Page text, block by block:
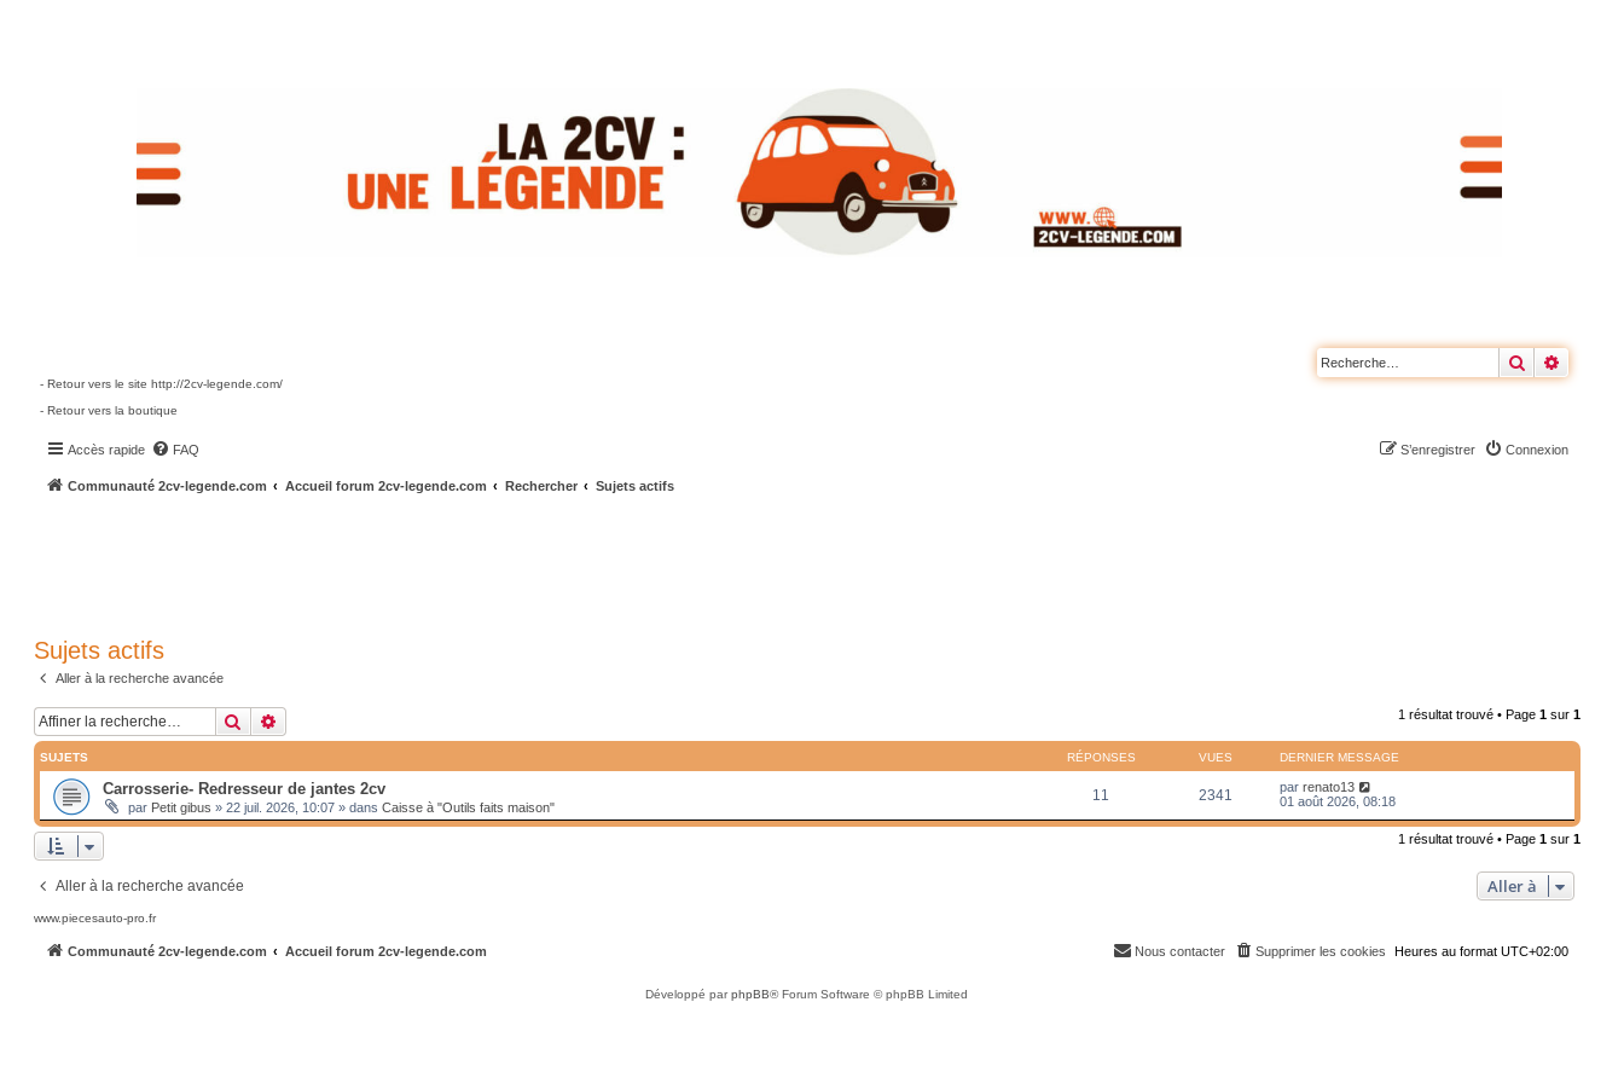
Rechercher
- Retour vers le site http://2cv-legende.com/
- Retour vers la boutique
Accès rapide FAQ Connexion
S’enregistrer
Communauté 2cv-legende.com Accueil forum 2cv-legende.com Rechercher Sujets actifs
Sujets actifs
Aller à la recherche avancée
Rechercher 1 résultat trouvé • Page1 sur1
SUJETS RÉPONSES VUES DERNIER MESSAGE
Carrosserie- Redresseur de jantes 2cv
par Petit gibus » 22 juil. 2026, 10:07» dans Caisse à "Outils faits maison"
11 2341 parrenato13
01 août 2026, 08:18
1 résultat trouvé • Page1 sur1
Aller à la recherche avancée Aller à
www.piecesauto-pro.fr
Communauté 2cv-legende.com Accueil forum 2cv-legende.com Heures au formatUTC+02:00
Supprimer les cookies
Nous contacter
Développé parphpBB® Forum Software © phpBB Limited